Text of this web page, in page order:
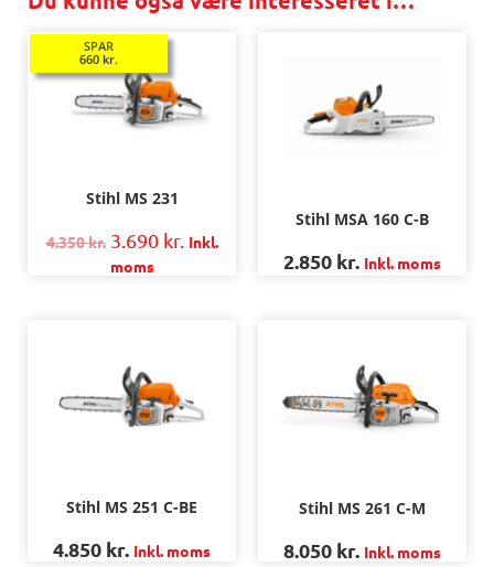
SPAR
660 kr.
Stihl MS 231
4.350kr. 3.690 kr. Inkl.
moms
Stihl MSA 160 C-B
2.850 kr. Inkl. moms
Stihl MS 251 C-BE
4.850 kr. Inkl. moms
Stihl MS 261 C-M
8.050 kr. Inkl. moms